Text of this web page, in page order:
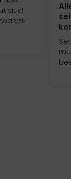
aus!
zu